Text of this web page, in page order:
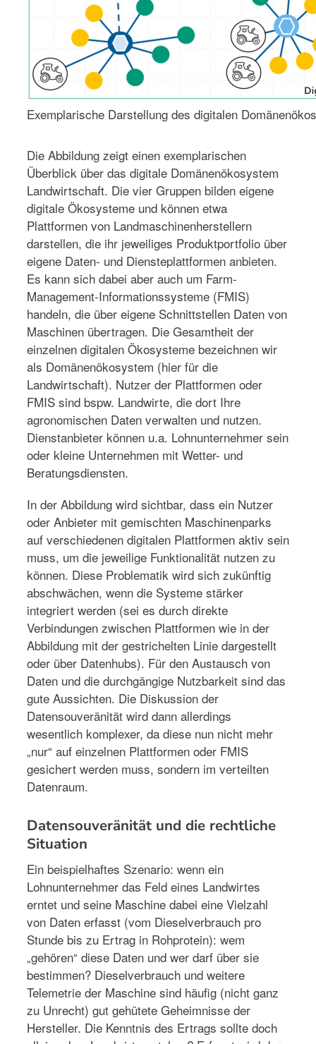
Exemplarische Darstellung des digitalen
Die Abbildung zeigt einen exemplarischen
Überblick über das digitale Domänenökosystem
Landwirtschaft. Die vier Gruppen bilden eigene
digitale Ökosysteme und können etwa
Plattformen von Landmaschinenherstellern
darstellen, die ihr jeweiliges Produktportfolio über
eigene Daten- und Diensteplattformen anbieten.
Es kann sich dabei aber auch um Farm-
Management-Informationssysteme (FMIS)
handeln, die über eigene Schnittstellen Daten von
Maschinen übertragen. Die Gesamtheit der
einzelnen digitalen Ökosysteme bezeichnen wir
als Domänenökosystem (hier für die
Landwirtschaft). Nutzer der Plattformen oder
FMIS sind bspw. Landwirte, die dort Ihre
agronomischen Daten verwalten und nutzen.
Dienstanbieter können u.a. Lohnunternehmer sein
oder kleine Unternehmen mit Wetter- und
Beratungsdiensten.
In der Abbildung wird sichtbar, dass ein Nutzer
oder Anbieter mit gemischten Maschinenparks
auf verschiedenen digitalen Plattformen aktiv sein
muss, um die jeweilige Funktionalität nutzen zu
können. Diese Problematik wird sich zukünftig
abschwächen, wenn die Systeme stärker
integriert werden (sei es durch direkte
Verbindungen zwischen Plattformen wie in der
Abbildung mit der gestrichelten Linie dargestellt
oder über Datenhubs). Für den Austausch von
Daten und die durchgängige Nutzbarkeit sind das
gute Aussichten. Die Diskussion der
Datensouveränität wird dann allerdings
wesentlich komplexer, da diese nun nicht mehr
„nur“ auf einzelnen Plattformen oder FMIS
gesichert werden muss, sondern im verteilten
Datenraum.
Datensouveränität und die rechtliche
Situation
Ein beispielhaftes Szenario: wenn ein
Lohnunternehmer das Feld eines Landwirtes
erntet und seine Maschine dabei eine Vielzahl
von Daten erfasst (vom Dieselverbrauch pro
Stunde bis zu Ertrag in Rohprotein): wem
„gehören“ diese Daten und wer darf über sie
bestimmen? Dieselverbrauch und weitere
Telemetrie der Maschine sind häufig (nicht ganz
zu Unrecht) gut gehütete Geheimnisse der
Hersteller. Die Kenntnis des Ertrags sollte doch